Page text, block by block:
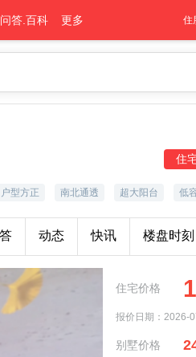
问答.百科 更多 住
户型方正 南北通透 超大阳台 低
住
动态 快讯 楼盘时刻
住宅价格
报价日期：2026-
别墅价格